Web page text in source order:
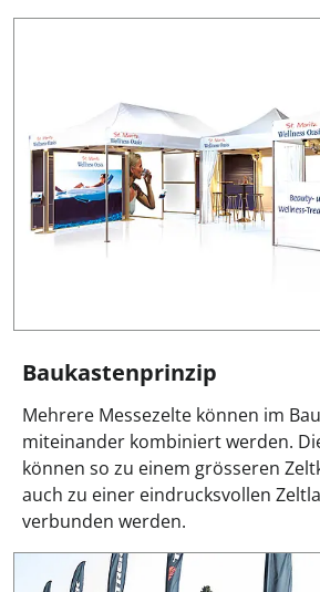
Baukastenprinzip
Mehrere Messezelte können im
miteinander kombiniert werden.
können so zu einem grösseren
auch zu einer eindrucksvollen
verbunden werden.